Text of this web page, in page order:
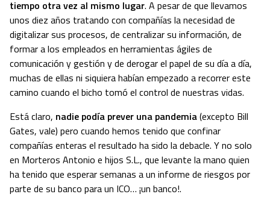
tiempo otra vez al mismo lugar. A pesar de que llevamos
unos diez años tratando con compañías la necesidad de
digitalizar sus procesos, de centralizar su información, de
formar a los empleados en herramientas ágiles de
comunicación y gestión y de derogar el papel de su día a día,
muchas de ellas ni siquiera habían empezado a recorrer este
camino cuando el bicho tomó el control de nuestras vidas.
Está claro, nadie podía prever una pandemia(excepto Bill
Gates, vale) pero cuando hemos tenido que confinar
compañías enteras el resultado ha sido la debacle. Y no solo
en Morteros Antonio e hijos S.L., que levante la mano quien
ha tenido que esperar semanas a un informe de riesgos por
parte de su banco para un ICO… ¡un banco!.